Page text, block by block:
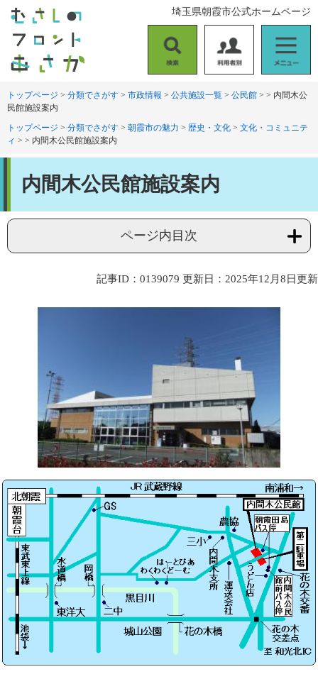
す
し
本
文
索
用
者
ニ
ュ
埼玉県朝霞市公式ホームページ
トップページ > 分類でさがす > 市政情報 > 公共施設一覧 > 公民館 > > 内間木公
民館施設案内
トップページ > 分類でさがす > 朝霞市の魅力 > 歴史・文化 > 文化・コミュニテ
ィ > > 内間木公民館施設案内
内間木公民館施設案内
ページ内目次
記事ID：0139079 更新日：2025年12月8日更新